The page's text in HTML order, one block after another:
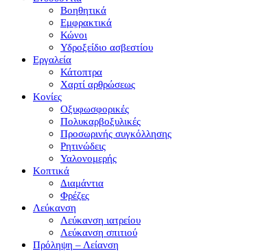
Βοηθητικά
Εμφρακτικά
Κώνοι
Υδροξείδιο ασβεστίου
Εργαλεία
Κάτοπτρα
Χαρτί αρθρώσεως
Κονίες
Οξυφωσφορικές
Πολυκαρβοξυλικές
Προσωρινής συγκόλλησης
Ρητινώδεις
Υαλονομερής
Κοπτικά
Διαμάντια
Φρέζες
Λεύκανση
Λεύκανση ιατρείου
Λεύκανση σπιτιού
Πρόληψη – Λείανση